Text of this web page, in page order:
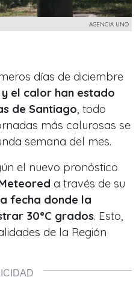
AGENCIA UNO
días de diciembre
el calor han estado
de Santiago, todo
más calurosas se
semana del mes.
el nuevo pronóstico
a través de su
fecha donde la
30°C grados. Esto,
de la Región